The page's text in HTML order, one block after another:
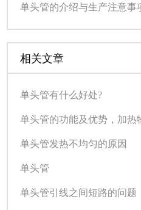
单头管的介绍与生产注意事
相关文章
单头管有什么好处?
单头管的功能及优势，加
单头管发热不均匀的原因
单头管
单头管引线之间短路的问题